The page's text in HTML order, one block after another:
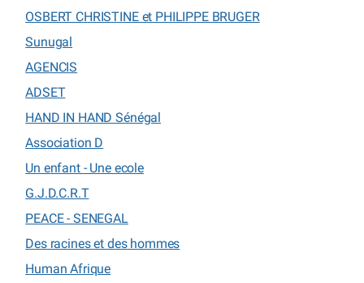
OSBERT CHRISTINE et PHILIPPE BRUGER
Sunugal
AGENCIS
ADSET
HAND IN HAND Sénégal
Association D
Un enfant - Une ecole
G.J.D.C.R.T
PEACE - SENEGAL
Des racines et des hommes
Human Afrique